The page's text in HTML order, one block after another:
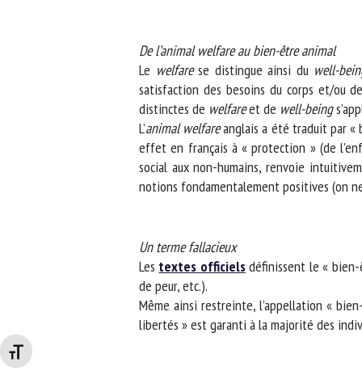
Changer la taille de la police
De l’animal welfare au bien-être animal
Le welfarese distingue ainsi duwell-being
satisfaction des besoins du corps et/ou
distinctes dewelfareet dewell-being
L’animal welfareanglais a été traduit par «
effet en français à « protection » (de
social aux non-humains, renvoie
notions fondamentalement positives (on
Un terme fallacieux
Lestextes officielsdéfinissent le « bien-
de peur, etc.).
Même ainsi restreinte, l’appellation «
libertés » est garanti à la majorité des